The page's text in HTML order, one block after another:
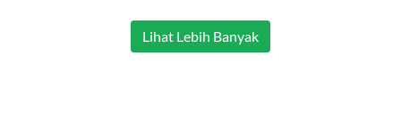
Lihat Lebih Banyak